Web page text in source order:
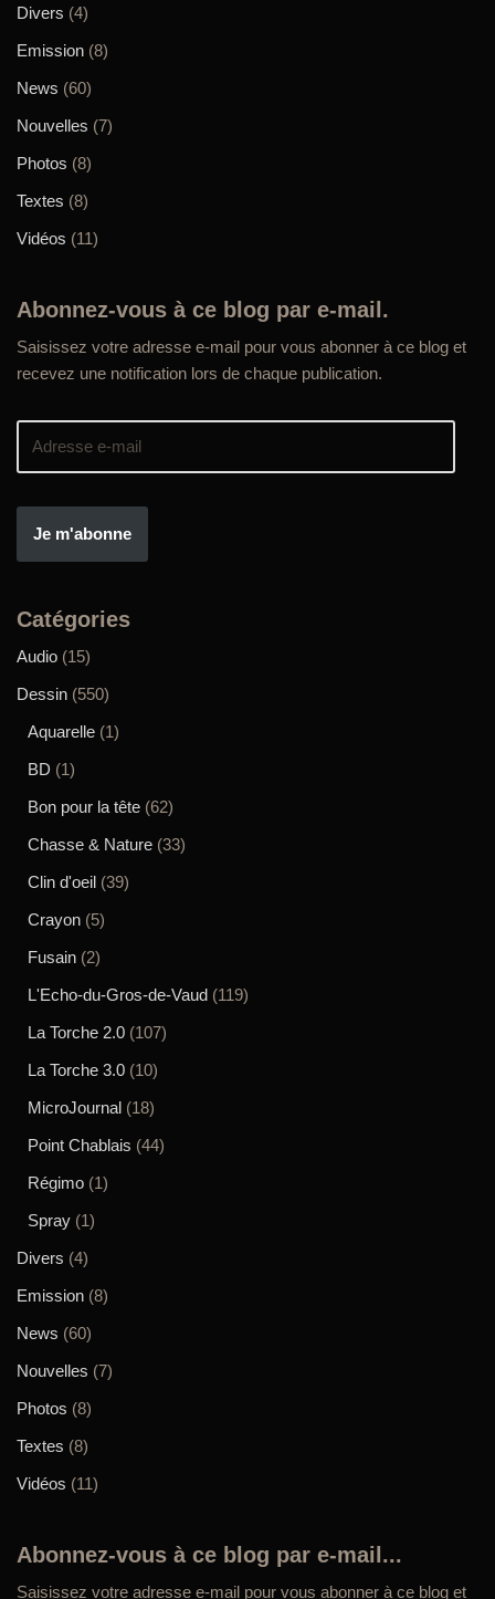
Divers (4)
Emission (8)
News (60)
Nouvelles (7)
Photos (8)
Textes (8)
Vidéos (11)
Abonnez-vous à ce blog par e-mail.
Saisissez votre adresse e-mail pour vous abonner à ce blog et
recevez une notification lors de chaque publication.
Je m'abonne
Catégories
Audio (15)
Dessin (550)
Aquarelle (1)
BD (1)
Bon pour la tête (62)
Chasse & Nature (33)
Clin d'oeil (39)
Crayon (5)
Fusain (2)
L'Echo-du-Gros-de-Vaud (119)
La Torche 2.0 (107)
La Torche 3.0 (10)
MicroJournal (18)
Point Chablais (44)
Régimo (1)
Spray (1)
Divers (4)
Emission (8)
News (60)
Nouvelles (7)
Photos (8)
Textes (8)
Vidéos (11)
Abonnez-vous à ce blog par e-mail...
Saisissez votre adresse e-mail pour vous abonner à ce blog et